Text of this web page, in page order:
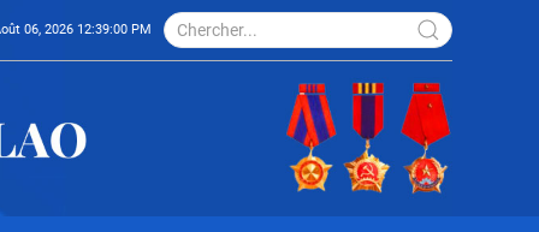
06, 2026 12:39:00 PM